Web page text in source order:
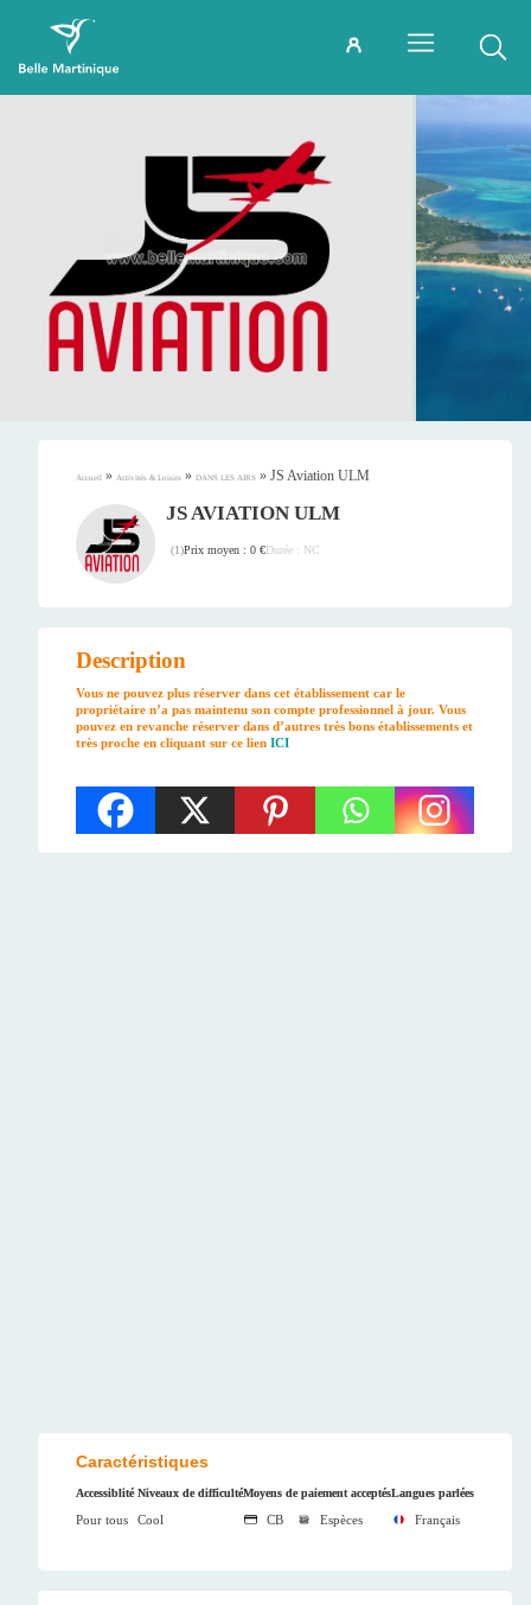
Accueil » Activités & Loisirs » DANS LES AIRS » JS Aviation ULM
JS AVIATION ULM
(1)Prix moyen : 0 €Durée : NC
Description
Vous ne pouvez plus réserver dans cet établissement car le
propriétaire n’a pas maintenu son compte professionnel à jour. Vous
pouvez en revanche réserver dans d’autres très bons établissements et
très proche en cliquant sur ce lien ICI
Caractéristiques
Accessiblité
Pour tous
Niveaux de difficulté
Cool
Moyens de paiement acceptés
CB Espèces
Langues parlées
Français